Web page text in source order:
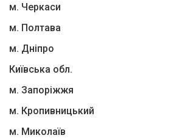
м. Черкаси
м. Полтава
м. Дніпро
Київська обл.
м. Запоріжжя
м. Кропивницький
м. Миколаїв